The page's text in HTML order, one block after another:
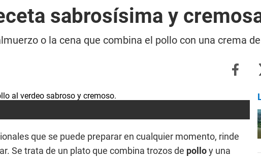
sabrosísima y
o la cena que combina el pollo con una crema
que se puede preparar en cualquier momento, rinde
Se trata de un plato que combina trozos de polloy una